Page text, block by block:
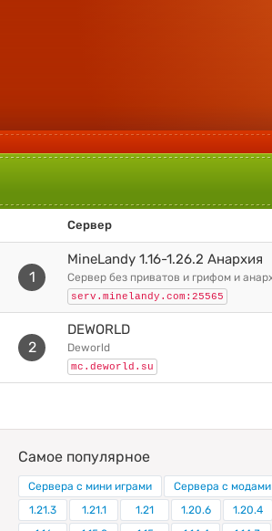
Сервер
1
MineLandy 1.16-1.26.2 Анархия
сервер без приватов и грифом и
serv.minelandy.com:25565
2
DEWORLD
deworld
mc.deworld.su
Самое популярное
Сервера с мини играми Сервера с модами
1.21.3
1.21.1 1.21 1.20.6 1.20.4